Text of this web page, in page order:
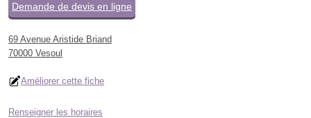
Demande de devis en ligne
69 Avenue Aristide Briand
70000 Vesoul
Améliorer cette fiche
Renseigner les horaires